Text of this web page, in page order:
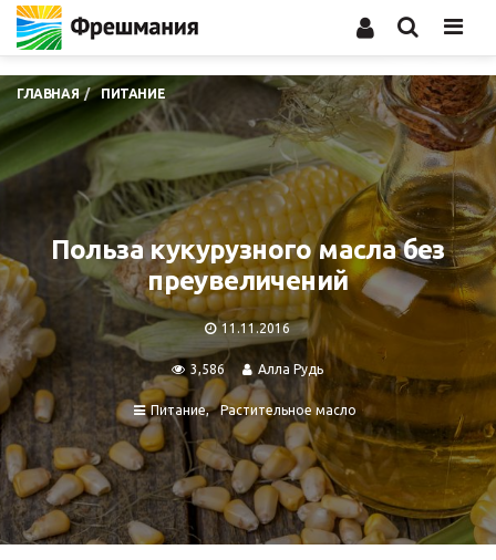
ГЛАВНАЯ ПИТАНИЕ
Польза кукурузного масла без
преувеличений
11.11.2016
3,586 Алла Рудь
Питание Растительное масло